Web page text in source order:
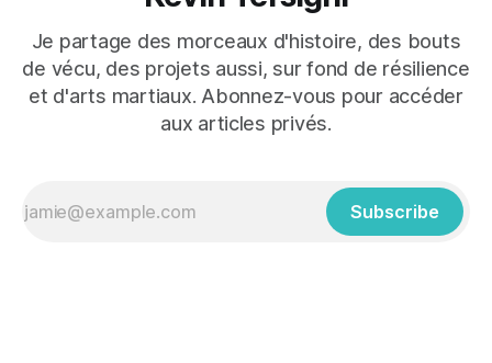
Je partage des morceaux d'histoire, des bouts
de vécu, des projets aussi, sur fond de résilience
et d'arts martiaux. Abonnez-vous pour accéder
aux articles privés.
Subscribe